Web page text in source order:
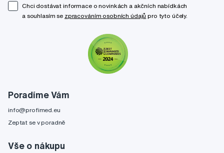
Poradíme Vám
info@profimed.eu
Zeptat se v poradně
Vše o nákupu
Chci dostávat informace o novinkách a akčních nabídkách
a souhlasím se zpracováním osobních údajů pro tyto účely.